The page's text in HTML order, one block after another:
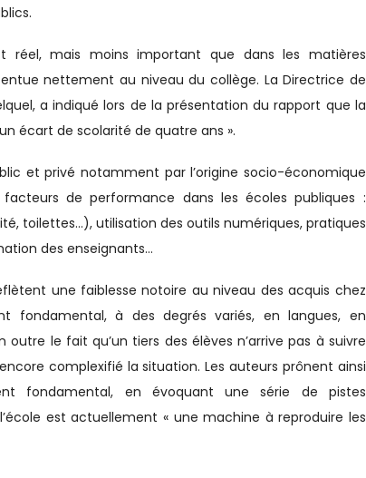
réel, mais moins important que dans les matières
nettement au niveau du collège. La Directrice de
a indiqué lors de la présentation du rapport que la
écart de scolarité de quatre ans ».
et privé notamment par l’origine socio-économique
de performance dans les écoles publiques :
toilettes…), utilisation des outils numériques, pratiques
des enseignants…
une faiblesse notoire au niveau des acquis chez
fondamental, à des degrés variés, en langues, en
le fait qu’un tiers des élèves n’arrive pas à suivre
complexifié la situation. Les auteurs prônent ainsi
fondamental, en évoquant une série de pistes
est actuellement « une machine à reproduire les